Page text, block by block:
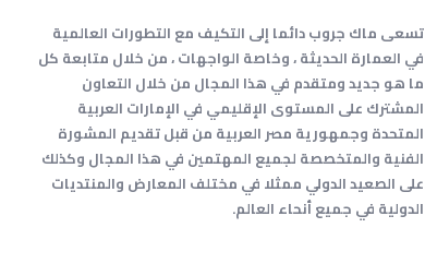
تسعى ماك جروب دائما إلى التكيف مع التطورات العالمية
في العمارة الحديثة ، وخاصة الواجهات ، من خلال متابعة كل
ما هو جديد ومتقدم في هذا المجال من خلال التعاون
المشترك على المستوى الإقليمي في الإمارات العربية
المتحدة وجمهورية مصر العربية من قبل تقديم المشورة
الفنية والمتخصصة لجميع المهتمين في هذا المجال وكذلك
على الصعيد الدولي ممثلا في مختلف المعارض والمنتديات
الدولية في جميع أنحاء العالم.